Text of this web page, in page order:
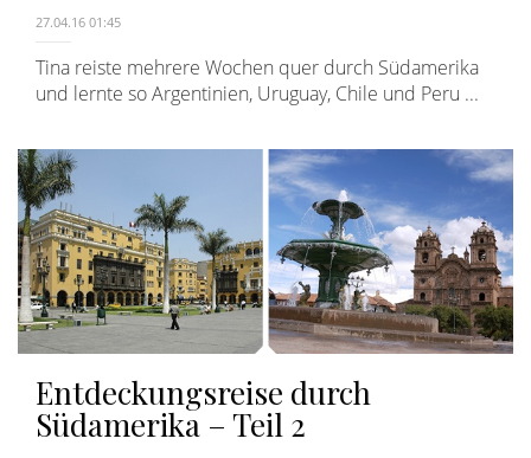
27.04.16 01:45
Tina reiste mehrere Wochen quer durch Südamerika
und lernte so Argentinien, Uruguay, Chile und Peru ...
Entdeckungsreise durch
Südamerika – Teil 2